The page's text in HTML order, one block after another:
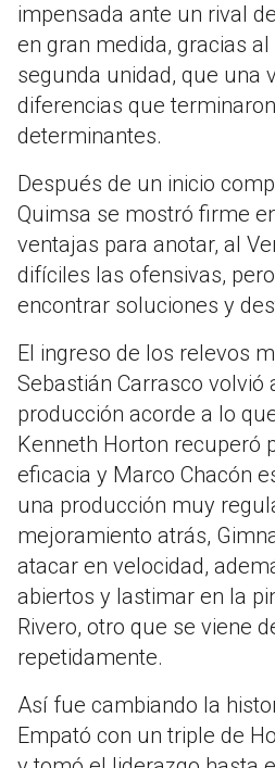
impensada ante un rival
en gran medida, gracias
segunda unidad, que una
diferencias que
determinantes.
Después de un inicio
Quimsa se mostró firme
ventajas para anotar, al
difíciles las ofensivas,
encontrar soluciones y
El ingreso de los relevos
Sebastián Carrasco volvió
producción acorde a lo
Kenneth Horton recuperó
eficacia y Marco Chacón
una producción muy
mejoramiento atrás,
atacar en velocidad,
abiertos y lastimar en la
Rivero, otro que se viene
repetidamente.
Así fue cambiando la
Empató con un triple de